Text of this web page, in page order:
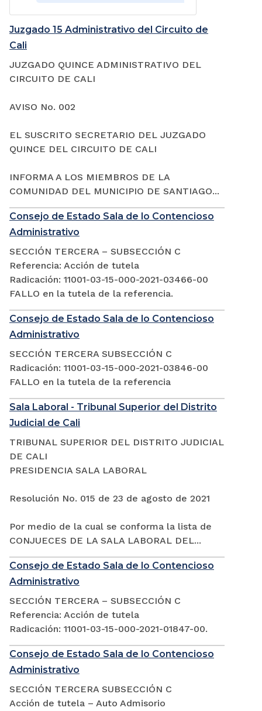
Juzgado 15 Administrativo del Circuito de
Cali
JUZGADO QUINCE ADMINISTRATIVO DEL
CIRCUITO DE CALI
AVISO No. 002
EL SUSCRITO SECRETARIO DEL JUZGADO
QUINCE DEL CIRCUITO DE CALI
INFORMA A LOS MIEMBROS DE LA
COMUNIDAD DEL MUNICIPIO DE SANTIAGO...
Consejo de Estado Sala de lo Contencioso
Administrativo
SECCIÓN TERCERA – SUBSECCIÓN C
Referencia: Acción de tutela
Radicación: 11001-03-15-000-2021-03466-00
FALLO en la tutela de la referencia.
Consejo de Estado Sala de lo Contencioso
Administrativo
SECCIÓN TERCERA SUBSECCIÓN C
Radicación: 11001-03-15-000-2021-03846-00
FALLO en la tutela de la referencia
Sala Laboral - Tribunal Superior del Distrito
Judicial de Cali
TRIBUNAL SUPERIOR DEL DISTRITO JUDICIAL
DE CALI
PRESIDENCIA SALA LABORAL
Resolución No. 015 de 23 de agosto de 2021
Por medio de la cual se conforma la lista de
CONJUECES DE LA SALA LABORAL DEL...
Consejo de Estado Sala de lo Contencioso
Administrativo
SECCIÓN TERCERA – SUBSECCIÓN C
Referencia: Acción de tutela
Radicación: 11001-03-15-000-2021-01847-00.
Consejo de Estado Sala de lo Contencioso
Administrativo
SECCIÓN TERCERA SUBSECCIÓN C
Acción de tutela – Auto Admisorio